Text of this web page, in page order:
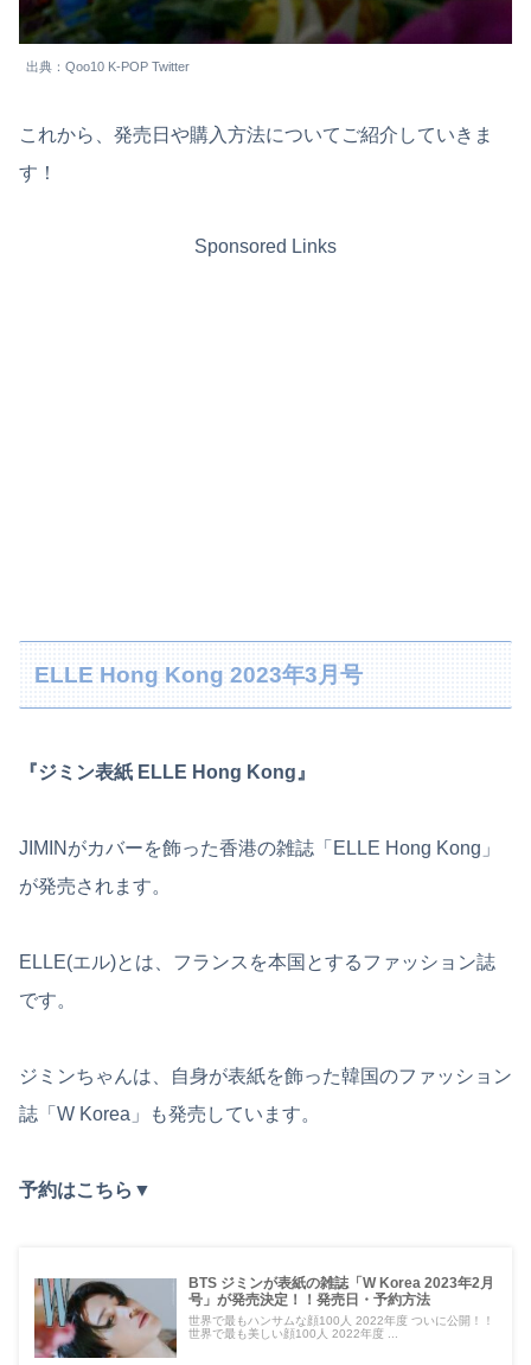
出典：Qoo10 K-POP Twitter
これから、発売日や購入方法についてご紹介していきま
す！
Sponsored Links
ELLE Hong Kong 2023年3月号
『ジミン表紙 ELLE Hong Kong』
JIMINがカバーを飾った香港の雑誌「ELLE Hong Kong」
が発売されます。
ELLE(エル)とは、フランスを本国とするファッション誌
です。
ジミンちゃんは、自身が表紙を飾った韓国のファッション
誌「W Korea」も発売しています。
予約はこちら▼
BTS ジミンが表紙の雑誌「W Korea 2023年2月
号」が発売決定！！発売日・予約方法
世界で最もハンサムな顔100人 2022年度 ついに公開！！
世界で最も美しい顔100人 2022年度 ...